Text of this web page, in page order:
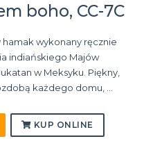
boho, CC-7C
wykonany ręcznie
indiańskiego Majów
w Meksyku. Piękny,
każdego domu, ...
KUP ONLINE